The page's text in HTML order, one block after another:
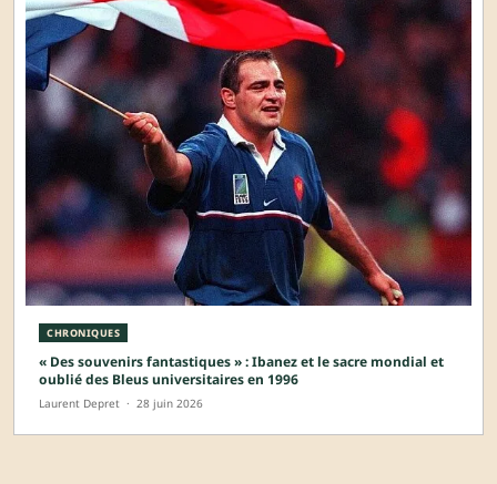
CHRONIQUES
« Des souvenirs fantastiques » : Ibanez et le sacre mondial et
oublié des Bleus universitaires en 1996
Laurent Depret · 28 juin 2026